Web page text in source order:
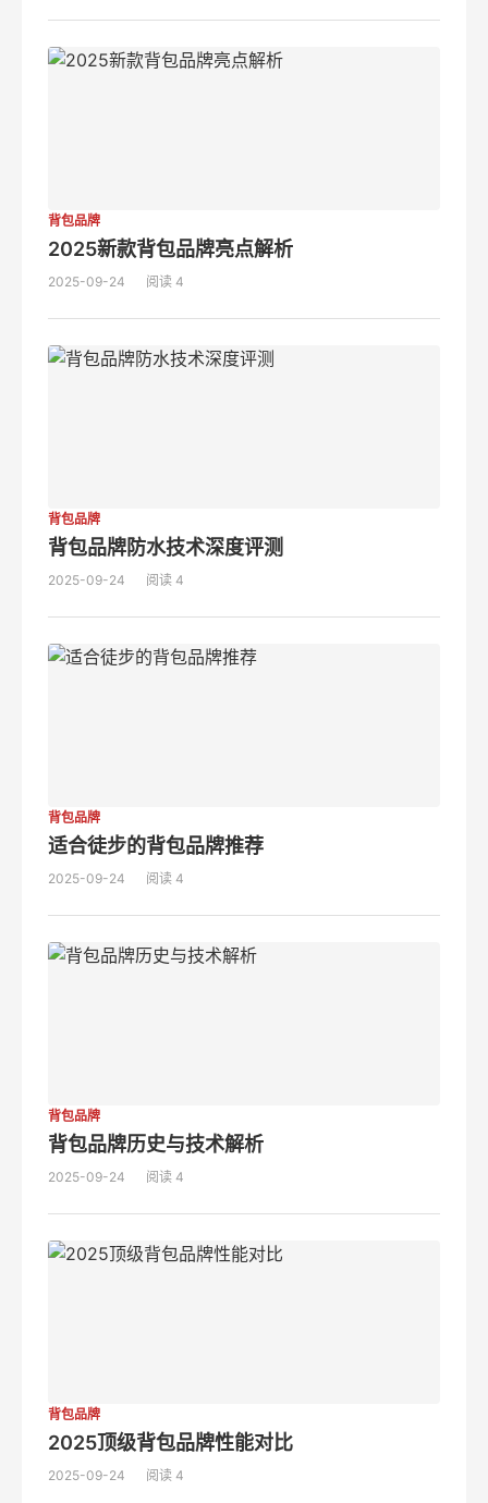
背包品牌
2025新款背包品牌亮点解析
2025-09-24 阅读 4
背包品牌
背包品牌防水技术深度评测
2025-09-24 阅读 4
背包品牌
适合徒步的背包品牌推荐
2025-09-24 阅读 4
背包品牌
背包品牌历史与技术解析
2025-09-24 阅读 4
背包品牌
2025顶级背包品牌性能对比
2025-09-24 阅读 4